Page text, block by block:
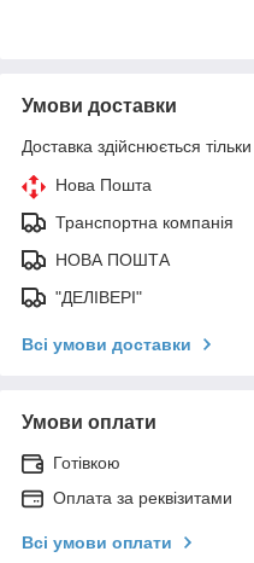
Умови доставки
Доставка здійснюється
Нова Пошта
Транспортна компанія
НОВА ПОШТА
"ДЕЛІВЕРІ"
Всі умови доставки
Умови оплати
Готівкою
Оплата за реквізитами
Всі умови оплати